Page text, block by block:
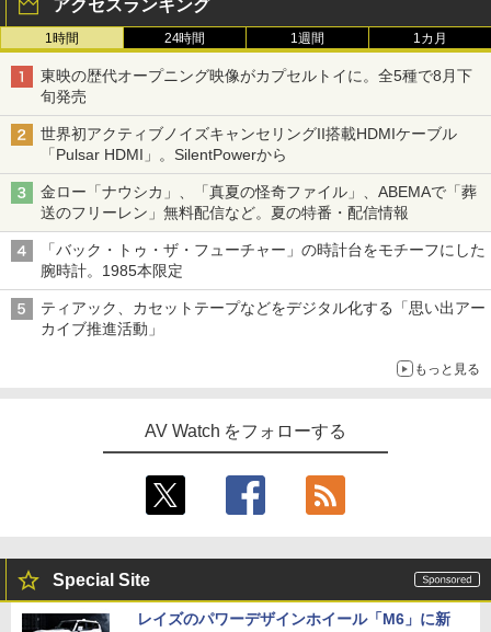
アクセスランキング
1時間 24時間 1週間 1カ月
東映の歴代オープニング映像がカプセルトイに。全5種で8月下
旬発売
世界初アクティブノイズキャンセリングII搭載HDMIケーブル
「Pulsar HDMI」。SilentPowerから
金ロー「ナウシカ」、「真夏の怪奇ファイル」、ABEMAで「葬
送のフリーレン」無料配信など。夏の特番・配信情報
「バック・トゥ・ザ・フューチャー」の時計台をモチーフにした
腕時計。1985本限定
ティアック、カセットテープなどをデジタル化する「思い出アー
カイブ推進活動」
もっと見る
AV Watch をフォローする
Special Site
レイズのパワーデザインホイール「M6」に新